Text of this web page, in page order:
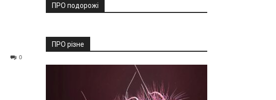
0
ПРО подорожі
ПРО різне